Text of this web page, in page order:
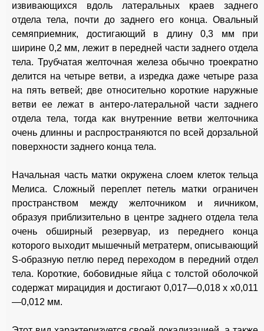
извивающихся вдоль латеральных краев заднего
отдела тела, почти до заднего его конца. Овальный
семяприемник, достигающий в длину 0,3 мм при
ширине 0,2 мм, лежит в передней части заднего отдела
тела. Трубчатая желточная железа обычно троекратно
делится на четыре ветви, а изредка даже четыре раза
на пять ветвей; две относительно короткие наружные
ветви ее лежат в антеро-латеральной части заднего
отдела тела, тогда как внутренние ветви желточника
очень длинны и распространяются по всей дорзальной
поверхности заднего конца тела.
Начальная часть матки окружена слоем клеток тельца
Мелиса. Сложный переплет петель матки ограничен
пространством между желточником и яичником,
образуя приблизительно в центре заднего отдела тела
очень обширный резервуар, из переднего конца
которого выходит мышечный метратерм, описывающий
S-образную петлю перед переходом в передний отдел
тела. Короткие, бобовидные яйца с толстой оболочкой
содержат мирацидия и достигают 0,017—0,018 х х0,011
—0,012 мм.